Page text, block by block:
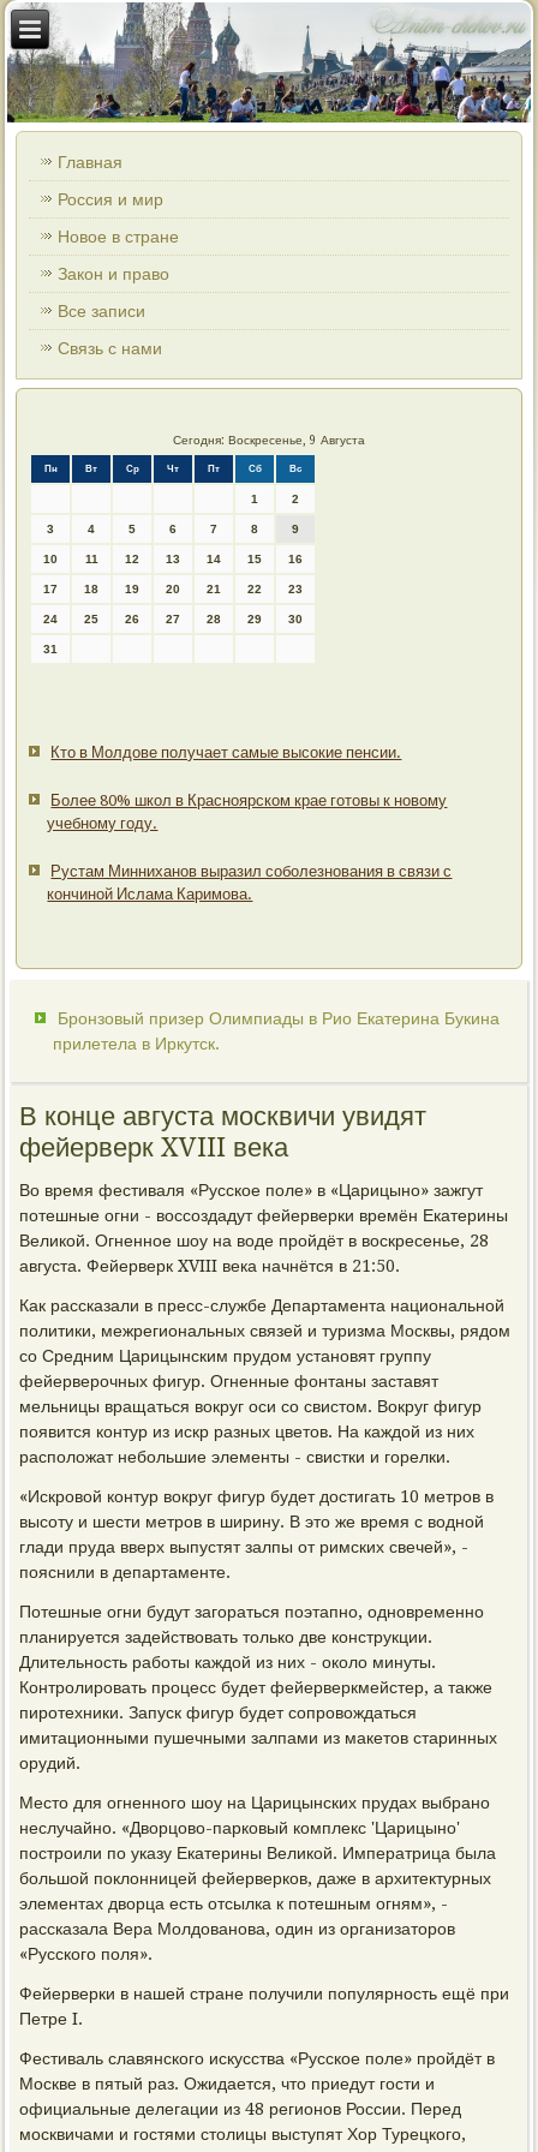
Главная
Россия и мир
Новое в стране
Закон и право
Все записи
Связь с нами
Сегодня: Воскресенье, 9 Августа
Пн Вт Ср Чт Пт Сб Вс
1 2
3 4 5 6 7 8 9
10 11 12 13 14 15 16
17 18 19 20 21 22 23
24 25 26 27 28 29 30
31
Кто в Молдове получает самые высокие пенсии.
Более 80% школ в Красноярском крае готовы к новому
учебному году.
Рустам Минниханов выразил соболезнования в связи с
кончиной Ислама Каримова.
Бронзовый призер Олимпиады в Рио Екатерина Букина
прилетела в Иркутск.
В конце августа москвичи увидят
фейерверк XVIII века
Во время фестиваля «Русское поле» в «Царицыно» зажгут
потешные огни - воссоздадут фейерверки времён Екатерины
Великой. Огненное шоу на воде пройдёт в воскресенье, 28
августа. Фейерверк XVIII века начнётся в 21:50.
Как рассказали в пресс-службе Департамента национальной
политики, межрегиональных связей и туризма Москвы, рядом
со Средним Царицынским прудом установят группу
фейерверочных фигур. Огненные фонтаны заставят
мельницы вращаться вокруг оси со свистом. Вокруг фигур
появится контур из искр разных цветов. На каждой из них
расположат небольшие элементы - свистки и горелки.
«Искровой контур вокруг фигур будет достигать 10 метров в
высоту и шести метров в ширину. В это же время с водной
глади пруда вверх выпустят залпы от римских свечей», -
пояснили в департаменте.
Потешные огни будут загораться поэтапно, одновременно
планируется задействовать только две конструкции.
Длительность работы каждой из них - около минуты.
Контролировать процесс будет фейерверкмейстер, а также
пиротехники. Запуск фигур будет сопровождаться
имитационными пушечными залпами из макетов старинных
орудий.
Место для огненного шоу на Царицынских прудах выбрано
неслучайно. «Дворцово-парковый комплекс 'Царицыно'
построили по указу Екатерины Великой. Императрица была
большой поклонницей фейерверков, даже в архитектурных
элементах дворца есть отсылка к потешным огням», -
рассказала Вера Молдованова, один из организаторов
«Русского поля».
Фейерверки в нашей стране получили популярность ещё при
Петре I.
Фестиваль славянского искусства «Русское поле» пройдёт в
Москве в пятый раз. Ожидается, что приедут гости и
официальные делегации из 48 регионов России. Перед
москвичами и гостями столицы выступят Хор Турецкого,